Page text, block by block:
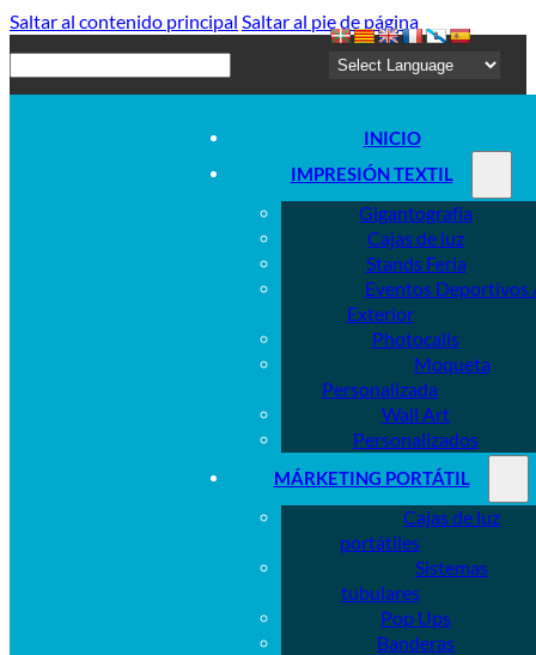
Saltar al contenido principal Saltar al pie de página
INICIO
IMPRESIÓN TEXTIL
Gigantografía
Cajas de luz
Stands Feria
Eventos Deportivos
Exterior
Photocalls
Moqueta
Personalizada
Wall Art
Personalizados
MÁRKETING PORTÁTIL
Cajas de luz
portátiles
Sistemas
tubulares
Pop Ups
Banderas